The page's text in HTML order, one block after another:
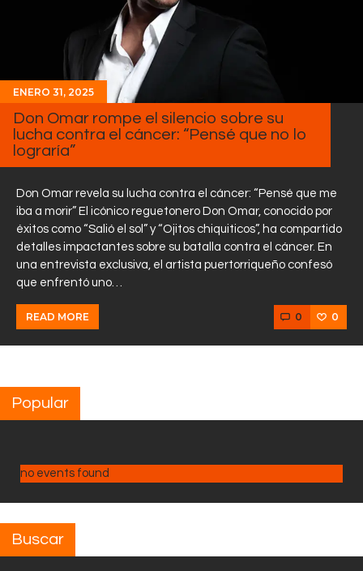
ENERO 31, 2025
Don Omar rompe el silencio sobre su
lucha contra el cáncer: “Pensé que no lo
lograría”
Don Omar revela su lucha contra el cáncer: “Pensé que me
iba a morir” El icónico reguetonero Don Omar, conocido por
éxitos como “Salió el sol” y “Ojitos chiquiticos”, ha compartido
detalles impactantes sobre su batalla contra el cáncer. En
una entrevista exclusiva, el artista puertorriqueño confesó
que enfrentó uno…
READ MORE 0 0
Popular
no events found
Buscar